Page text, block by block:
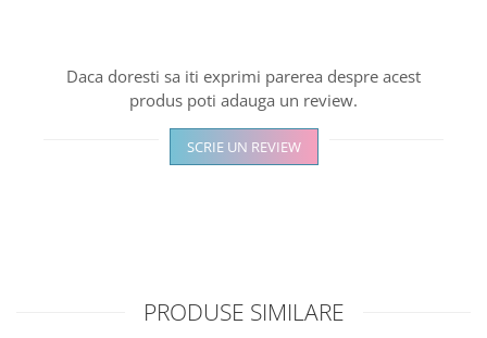
Daca doresti sa iti exprimi parerea despre acest
produs poti adauga un review.
SCRIE UN REVIEW
PRODUSE SIMILARE